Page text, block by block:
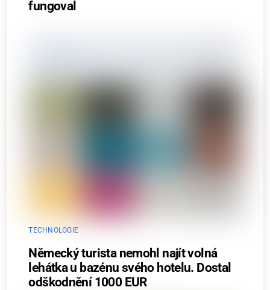
fungoval
TECHNOLOGIE
Německý turista nemohl najít volná
lehátka u bazénu svého hotelu. Dostal
odškodnění 1000 EUR